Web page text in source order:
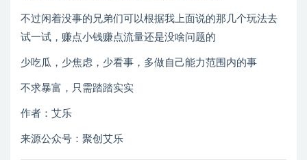
不过闲着没事的兄弟们可以根据我上面说的那几个玩法去
试一试，赚点小钱赚点流量还是没啥问题的
少吃瓜，少焦虑，少看事，多做自己能力范围内的事
不求暴富，只需踏踏实实
作者：艾乐
来源公众号：聚创艾乐